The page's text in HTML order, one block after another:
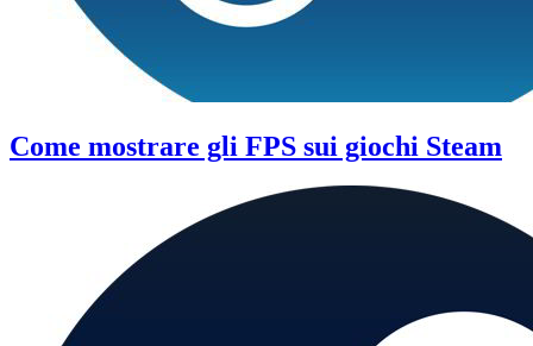
Come mostrare gli FPS sui giochi Steam